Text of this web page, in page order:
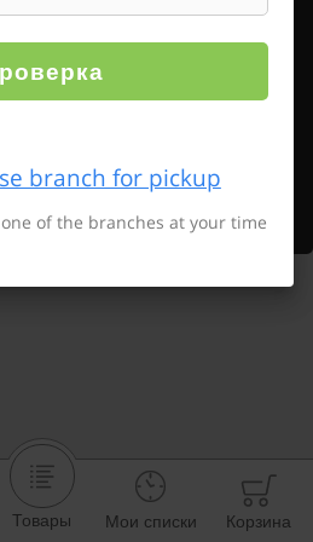
Товары Мои списки Корзина
branch for pickup
of the branches at your time